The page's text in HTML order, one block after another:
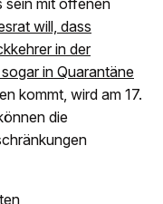
sein mit offenen
will, dass
in der
in Quarantäne
kommt, wird am 17.
die